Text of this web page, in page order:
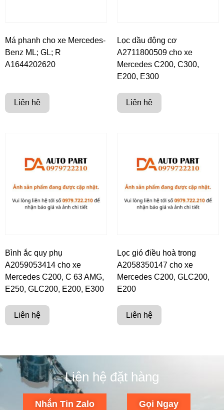
Má phanh cho xe Mercedes-
Benz ML; GL; R
A1644202620
Liên hệ
Lọc dầu động cơ
A2711800509 cho xe
Mercedes C200, C300,
E200, E300
Liên hệ
Bình ắc quy phụ
A2059053414 cho xe
Mercedes C200, C 63 AMG,
E250, GLC200, E200, E300
Liên hệ
Lọc gió điều hoà trong
A2058350147 cho xe
Mercedes C200, GLC200,
E200
Liên hệ
Liên hệ đặt hàng
Nhắn Tin Zalo Gọi Ngay